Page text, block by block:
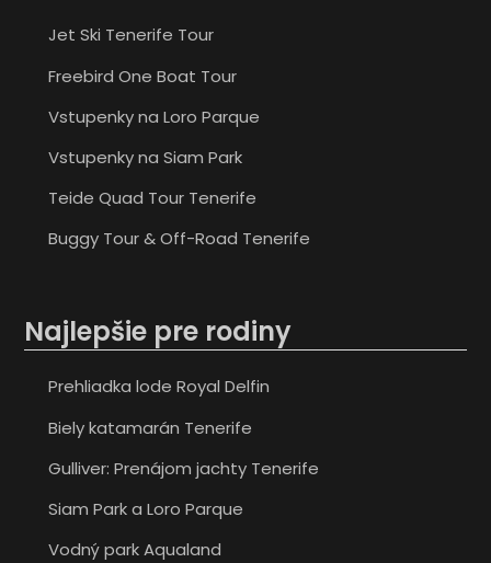
Jet Ski Tenerife Tour
Freebird One Boat Tour
Vstupenky na Loro Parque
Vstupenky na Siam Park
Teide Quad Tour Tenerife
Buggy Tour & Off-Road Tenerife
Najlepšie pre rodiny
Prehliadka lode Royal Delfin
Biely katamarán Tenerife
Gulliver: Prenájom jachty Tenerife
Siam Park a Loro Parque
Vodný park Aqualand